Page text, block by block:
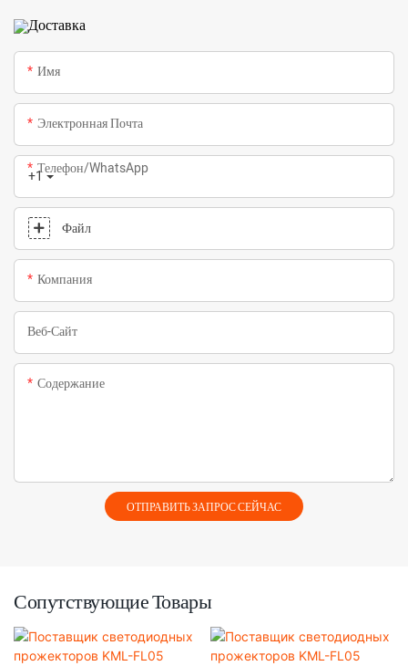
Доставка
Имя
Электронная Почта
+1Телефон/WhatsApp
Файл
Компания
Веб-Сайт
Содержание
ОТПРАВИТЬ ЗАПРОС СЕЙЧАС
Сопутствующие Товары